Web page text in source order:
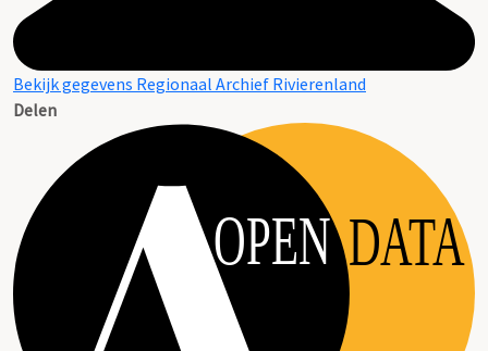
Bekijk gegevens Regionaal Archief Rivierenland
Delen
OPEN DATA